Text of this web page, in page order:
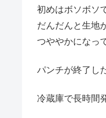
初めはボソボソ
だんだんと生地
つややかになっ
パンチが終了し
冷蔵庫で長時間